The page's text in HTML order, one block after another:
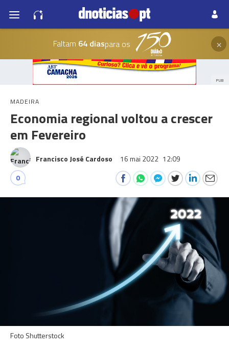
Faltam 64 diaspara os ×
PUB
MADEIRA
Economia regional voltou a crescer
em Fevereiro
Francisco José Cardoso 16 mai 2022 12:09
0
Foto Shutterstock